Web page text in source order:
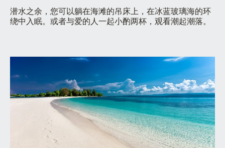
潜水之余，您可以躺在海滩的吊床上，在冰蓝玻璃海的环
绕中入眠。或者与爱的人一起小酌两杯，观看潮起潮落。